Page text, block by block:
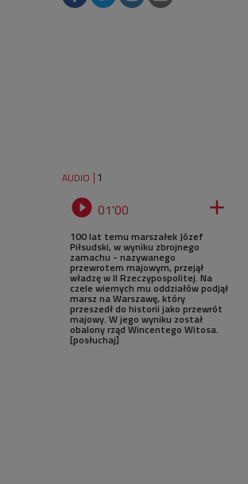
AUDIO 1
 01'00 
100 lat temu marszałek Józef
Piłsudski, w wyniku zbrojnego
zamachu - nazywanego
przewrotem majowym, przejął
władzę w II Rzeczypospolitej. Na
czele wiernych mu oddziałów podjął
marsz na Warszawę, który
przeszedł do historii jako przewrót
majowy. W jego wyniku został
obalony rząd Wincentego Witosa.
[posłuchaj]